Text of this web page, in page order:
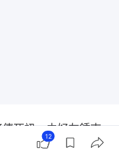
死訊，由好友鍾志
彼得曾在TVB處境劇
12